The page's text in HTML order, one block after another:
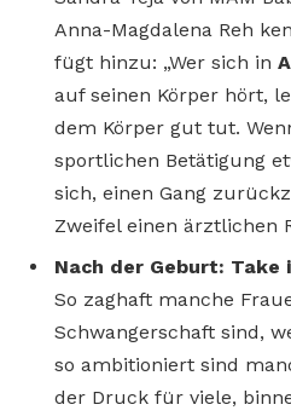
Anna-Magdalena Reh
fügt hinzu: „Wer sich in
auf seinen Körper hört,
dem Körper gut tut.
sportlichen Betätigung
sich, einen Gang
Zweifel einen ärztlichen
Nach der Geburt: Take
So zaghaft manche
Schwangerschaft sind,
so ambitioniert sind
der Druck für viele,